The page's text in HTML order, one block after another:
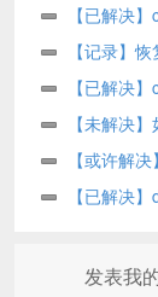
【已解决
cannot run vi:
【记录】
+mintty支持log
【已解决
错：../
mode"
【未解决
【或许解
& start files阶
【已解决
发表我